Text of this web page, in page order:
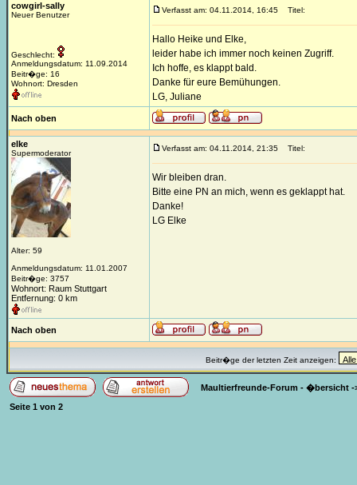
cowgirl-sally
Neuer Benutzer
Geschlecht:
Anmeldungsdatum: 11.09.2014
Beitr�ge: 16
Wohnort: Dresden
Verfasst am: 04.11.2014, 16:45 Titel:
Hallo Heike und Elke,
leider habe ich immer noch keinen Zugriff.
Ich hoffe, es klappt bald.
Danke für eure Bemühungen.
LG, Juliane
Nach oben
elke
Supermoderator
Alter: 59
Anmeldungsdatum: 11.01.2007
Beitr�ge: 3757
Wohnort: Raum Stuttgart
Entfernung: 0 km
Verfasst am: 04.11.2014, 21:35 Titel:
Wir bleiben dran.
Bitte eine PN an mich, wenn es geklappt hat.
Danke!
LG Elke
Nach oben
Beitr�ge der letzten Zeit anzeigen:
Maultierfreunde-Forum - �bersicht -
Seite 1 von 2